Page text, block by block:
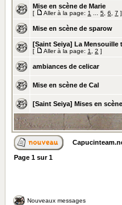
Mise en scène de Marie
[ Aller à la page: 1 5 6 7 ]
Mise en scène de sparow
[Saint Seiya] La Mensouille
[ Aller à la page: 1 2 ]
ambiances de celicar
Mise en scène de Cal
[Saint Seiya] Mises en
Page 1 sur1
Nouveaux messages